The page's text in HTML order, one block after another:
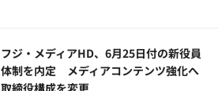
フジ・メディアHD、6月25日付の新役員
体制を内定 メディアコンテンツ強化へ
取締役構成を変更